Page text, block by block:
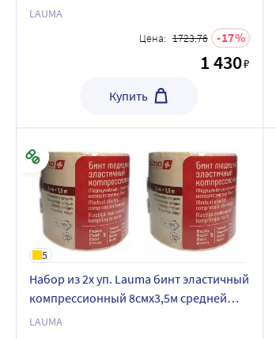
растяжимости - со скидкой
LAUMA
Цена: 1723.76 17
1 430₽
Купить
5
Набор из 2х уп. Lauma бинт эластичный
компрессионный 8смx3,5м средней
растяжимости - со скидкой
LAUMA